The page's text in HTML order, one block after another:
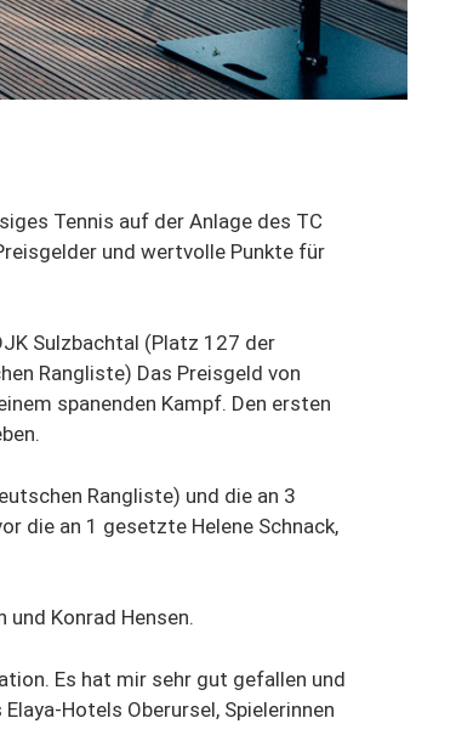
Tennis auf der Anlage des TC
und wertvolle Punkte für
Sulzbachtal (Platz 127 der
Rangliste) Das Preisgeld von
spanenden Kampf. Den ersten
Rangliste) und die an 3
die an 1 gesetzte Helene Schnack,
und Konrad Hensen.
Es hat mir sehr gut gefallen und
Hotels Oberursel, Spielerinnen